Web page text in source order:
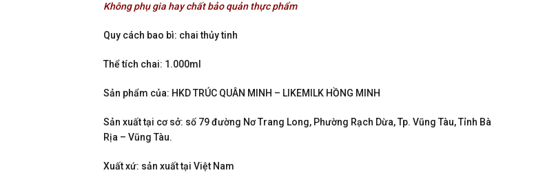
Không phụ gia hay chất bảo quản thực phẩm
Quy cách bao bì: chai thủy tinh
Thể tích chai: 1.000ml
Sản phẩm của: HKD TRÚC QUÂN MINH – LIKEMILK HỒNG MINH
Sản xuất tại cơ sở: số 79 đường Nơ Trang Long, Phường Rạch Dừa, Tp. Vũng Tàu, Tỉnh Bà
Rịa – Vũng Tàu.
Xuất xứ: sản xuất tại Việt Nam